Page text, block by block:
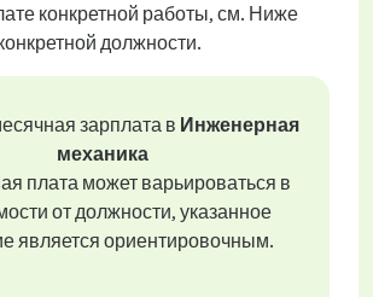
конкретной работы, см. Ниже
должности.
зарплата в Инженерная
механика
плата может варьироваться в
от должности, указанное
является ориентировочным.